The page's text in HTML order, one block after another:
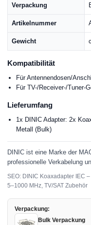
Verpackung
Artikelnummer
Gewicht
Kompatibilität
Für Antennendosen/
Für TV-/Receiver-/Tuner-
Lieferumfang
1x DINIC Adapter: 2x
Metall (Bulk)
DINIC ist eine Marke der
professionelle Verkabelung
SEO: DINIC Koaxadapter IEC
5–1000 MHz, TV/SAT Zubehör
Verpackung:
Bulk Verpackung